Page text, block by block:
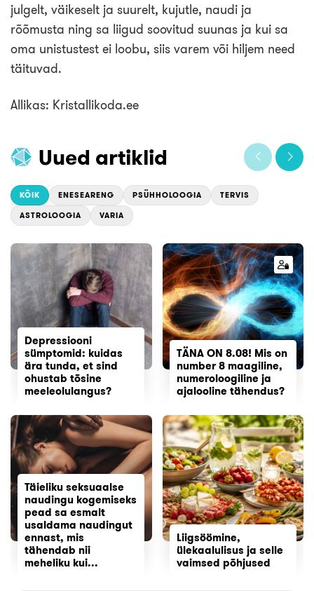
julgelt, väikeselt ja suurelt, kujutle, naudi ja
rõõmusta ning sa liigud soovitud suunas ja kui sa
oma unistustest ei loobu, siis varem või hiljem need
täituvad.
Allikas: Kristallikoda.ee
Uued artiklid
KÕIK ENESEARENG PSÜHHOLOOGIA TERVIS
ASTROLOOGIA VARIA
Depressiooni
sümptomid: kuidas
ära tunda, et sind
ohustab tõsine
meeleolulangus?
TÄNA ON 8.08! Mis on
number 8 maagiline,
numeroloogiline ja
ajalooline tähendus?
Täieliku seksuaalse
naudingu kogemiseks
pead sa esmalt
usaldama naudingut
ennast, mis
tähendab nii
meheliku kui...
Liigsöömine,
ülekaalulisus ja selle
vaimsed põhjused